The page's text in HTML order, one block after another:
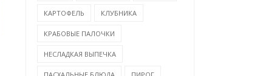
КАРТОФЕЛЬ КЛУБНИКА
КРАБОВЫЕ ПАЛОЧКИ
НЕСЛАДКАЯ ВЫПЕЧКА